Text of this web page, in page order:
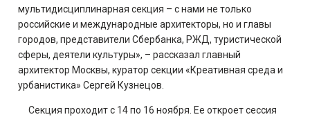
мультидисциплинарная секция – с нами не только
российские и международные архитекторы, но и главы
городов, представители Сбербанка, РЖД, туристической
сферы, деятели культуры», – рассказал главный
архитектор Москвы, куратор секции «Креативная среда и
урбанистика» Сергей Кузнецов.
Секция проходит с 14 по 16 ноября. Ее откроет сессия